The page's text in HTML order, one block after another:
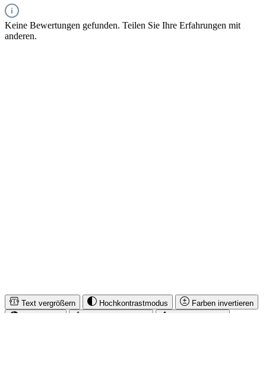
Keine Bewertungen gefunden. Teilen Sie Ihre Erfahrungen mit
anderen.
Text vergrößern Hochkontrastmodus
Farben invertieren